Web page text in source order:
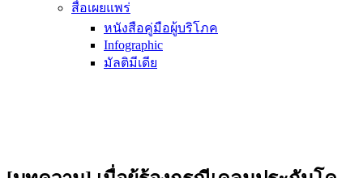
สื่อเผยแพร่
หนังสือคู่มือผู้บริโภค
Infographic
มัลติมีเดีย